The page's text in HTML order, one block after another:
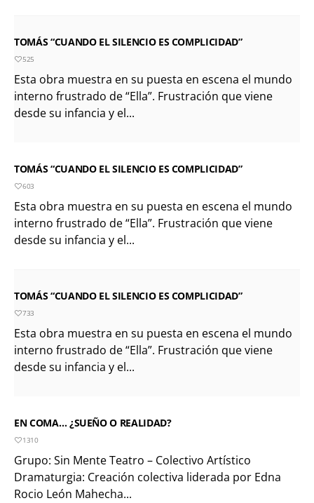
TOMÁS “CUANDO EL SILENCIO ES COMPLICIDAD”
525
Esta obra muestra en su puesta en escena el mundo
interno frustrado de “Ella”. Frustración que viene
desde su infancia y el...
TOMÁS “CUANDO EL SILENCIO ES COMPLICIDAD”
603
Esta obra muestra en su puesta en escena el mundo
interno frustrado de “Ella”. Frustración que viene
desde su infancia y el...
TOMÁS “CUANDO EL SILENCIO ES COMPLICIDAD”
733
Esta obra muestra en su puesta en escena el mundo
interno frustrado de “Ella”. Frustración que viene
desde su infancia y el...
EN COMA… ¿SUEÑO O REALIDAD?
1310
Grupo: Sin Mente Teatro – Colectivo Artístico
Dramaturgia: Creación colectiva liderada por Edna
Rocio León Mahecha...